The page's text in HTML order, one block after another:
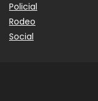
Policial
Rodeo
Social